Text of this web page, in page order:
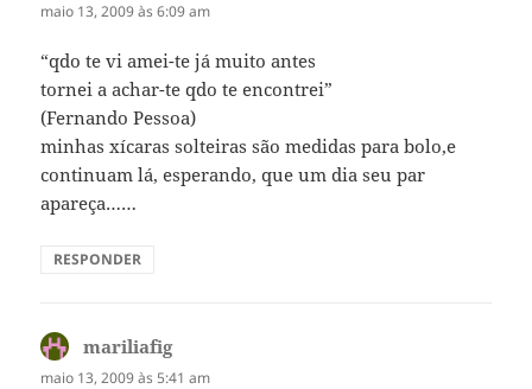
maio 13, 2009 às 6:09 am
“qdo te vi amei-te já muito antes
tornei a achar-te qdo te encontrei”
(Fernando Pessoa)
minhas xícaras solteiras são medidas para bolo,e
continuam lá, esperando, que um dia seu par
apareça……
RESPONDER
mariliafigdisse:
maio 13, 2009 às 5:41 am